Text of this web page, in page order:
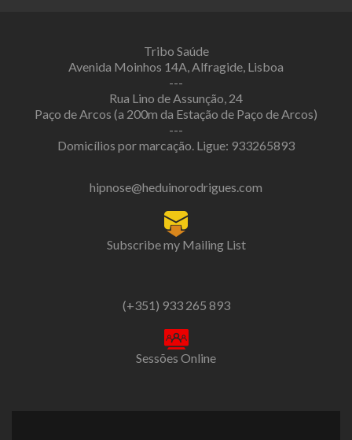
Tribo Saúde
Avenida Moinhos 14A, Alfragide, Lisboa
---
Rua Lino de Assunção, 24
Paço de Arcos (a 200m da Estação de Paço de Arcos)
---
Domicílios por marcação. Ligue: 933265893
hipnose@heduinorodrigues.com
Subscribe my Mailing List
(+351) 933 265 893
Sessões Online